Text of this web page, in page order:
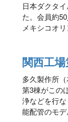
日本ダクタ
た。会員約
メキシコオ
関西工
多久製作所
第3棟がこの
浄などを行
能配管のモ